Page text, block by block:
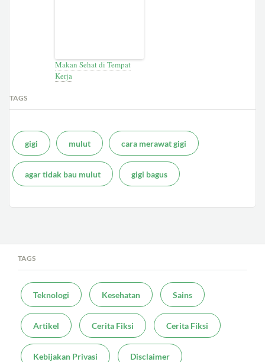
Makan Sehat di Tempat
Kerja
TAGS
gigi mulut cara merawat gigi
agar tidak bau mulut gigi bagus
TAGS
Teknologi Kesehatan Sains
Artikel Cerita Fiksi Cerita Fiksi
Kebijakan Privasi Disclaimer